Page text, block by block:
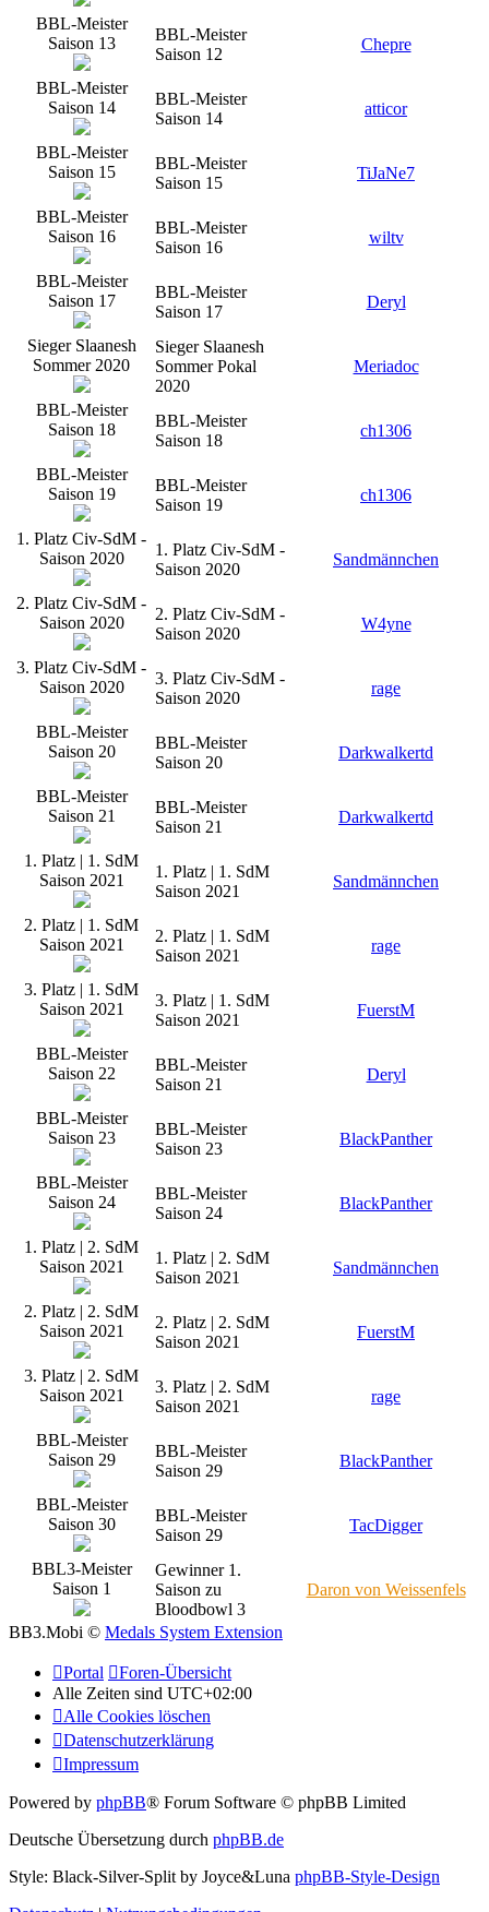
BBL-Meister
Saison 13
BBL-Meister
Saison 12
Chepre
BBL-Meister
Saison 14
BBL-Meister
Saison 14
atticor
BBL-Meister
Saison 15
BBL-Meister
Saison 15
TiJaNe7
BBL-Meister
Saison 16
BBL-Meister
Saison 16
wiltv
BBL-Meister
Saison 17
BBL-Meister
Saison 17
Deryl
Sieger Slaanesh
Sommer 2020
Sieger Slaanesh
Sommer Pokal
2020
Meriadoc
BBL-Meister
Saison 18
BBL-Meister
Saison 18
ch1306
BBL-Meister
Saison 19
BBL-Meister
Saison 19
ch1306
1. Platz Civ-SdM -
Saison 2020
1. Platz Civ-SdM -
Saison 2020
Sandmännchen
2. Platz Civ-SdM -
Saison 2020
2. Platz Civ-SdM -
Saison 2020
W4yne
3. Platz Civ-SdM -
Saison 2020
3. Platz Civ-SdM -
Saison 2020
rage
BBL-Meister
Saison 20
BBL-Meister
Saison 20
Darkwalkertd
BBL-Meister
Saison 21
BBL-Meister
Saison 21
Darkwalkertd
1. Platz | 1. SdM
Saison 2021
1. Platz | 1. SdM
Saison 2021
Sandmännchen
2. Platz | 1. SdM
Saison 2021
2. Platz | 1. SdM
Saison 2021
rage
3. Platz | 1. SdM
Saison 2021
3. Platz | 1. SdM
Saison 2021
FuerstM
BBL-Meister
Saison 22
BBL-Meister
Saison 21
Deryl
BBL-Meister
Saison 23
BBL-Meister
Saison 23
BlackPanther
BBL-Meister
Saison 24
BBL-Meister
Saison 24
BlackPanther
1. Platz | 2. SdM
Saison 2021
1. Platz | 2. SdM
Saison 2021
Sandmännchen
2. Platz | 2. SdM
Saison 2021
2. Platz | 2. SdM
Saison 2021
FuerstM
3. Platz | 2. SdM
Saison 2021
3. Platz | 2. SdM
Saison 2021
rage
BBL-Meister
Saison 29
BBL-Meister
Saison 29
BlackPanther
BBL-Meister
Saison 30
BBL-Meister
Saison 29
TacDigger
BBL3-Meister
Saison 1
Gewinner 1.
Saison zu
Bloodbowl 3
Daron von Weissenfels
BB3.Mobi © Medals System Extension
Portal
Foren-Übersicht
Alle Zeiten sind UTC+02:00
Alle Cookies löschen
Datenschutzerklärung
Impressum
Powered by phpBB® Forum Software © phpBB Limited
Deutsche Übersetzung durch phpBB.de
Style: Black-Silver-Split by Joyce&Luna phpBB-Style-Design